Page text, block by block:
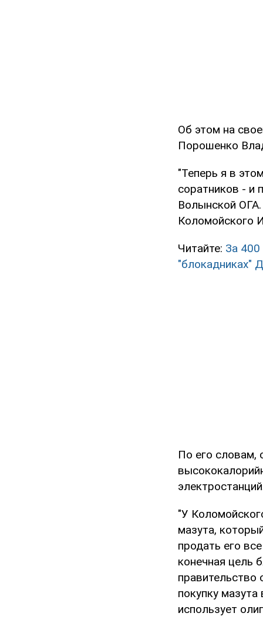
Об этом на
Порошенко
"Теперь я в
соратников - и
Волынской
Коломойского
Читайте: За 400
"блокадниках"
По его словам,
"У
мазута,
продать его
конечная цель
правительство
покупку
использует